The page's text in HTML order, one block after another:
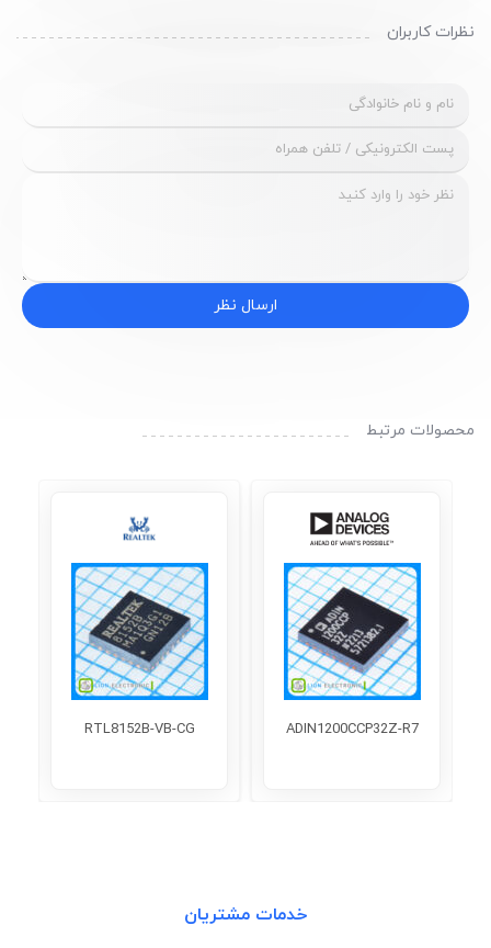
نظرات کاربران
ارسال نظر
محصولات مرتبط
ADIN1200CCP32Z-R7
RTL8152B-VB-CG
خدمات مشتریان